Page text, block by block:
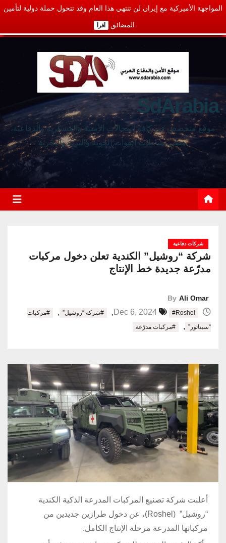
المواجهة الأميركية مع إيران لن تنتهي هذا العام وقد تتحول حملة دولية لتأمين
المضائق أقرأ
SdArabia
موقع متخصص في كافة المجالات الأمنية والعسكرية والدفاعية،
يغطي نشاطات القوات الجوية والبرية والبحرية
شركات دفاعية
شركة “روشيل” الكندية تعلن دخول مركبات
مدرّعة جديدة خط الإنتاج
By Ali Omar
#Roshel
, #شركة “روشيل” ,
#مركبات
“سيناتور” , #مركبات مدرّعة
أعلنت شركة تصنيع المركبات المدرعة الذكية الكندية
“روشيل” (Roshel)، عن دخول طرازين جديدين من
مركباتها المدرعة مرحلة الإنتاج الكامل.